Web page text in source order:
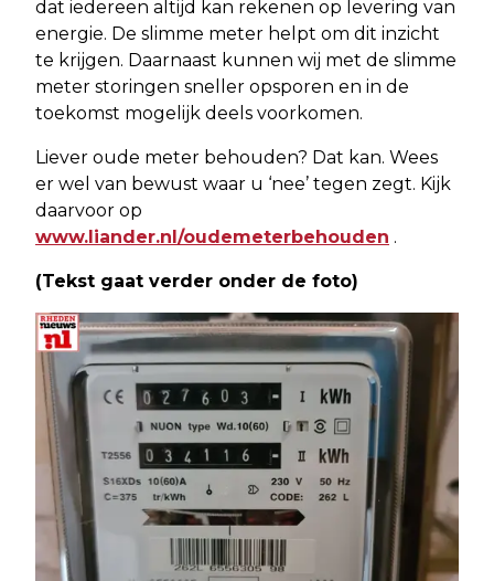
dat iedereen altijd kan rekenen op levering van
energie. De slimme meter helpt om dit inzicht
te krijgen. Daarnaast kunnen wij met de slimme
meter storingen sneller opsporen en in de
toekomst mogelijk deels voorkomen.
Liever oude meter behouden? Dat kan. Wees
er wel van bewust waar u ‘nee’ tegen zegt. Kijk
daarvoor op
www.liander.nl/oudemeterbehouden .
(Tekst gaat verder onder de foto)